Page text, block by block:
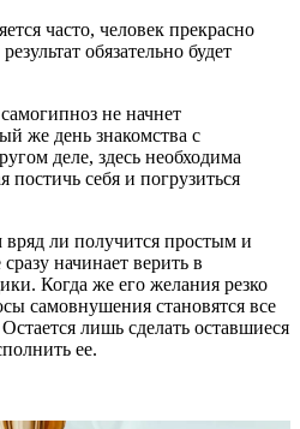
часто, человек прекрасно
обязательно будет
не начнет
же день знакомства с
деле, здесь необходима
себя и погрузиться
вряд ли получится простым и
начинает верить в
Когда же его желания резко
самовнушения становятся все
лишь сделать оставшиеся
ее.